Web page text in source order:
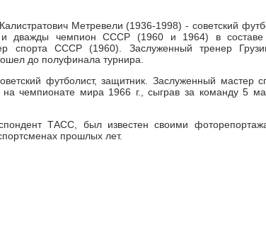
Метревели (1936-1998) - советский
дважды чемпион СССР (1960 и 1964) в составе
спорта СССР (1960). Заслуженный тренер
до полуфинала турнира.
футболист, защитник. Заслуженный
мира 1966 г., сыграв за команду 5
ТАСС, был известен своими
прошлых лет.